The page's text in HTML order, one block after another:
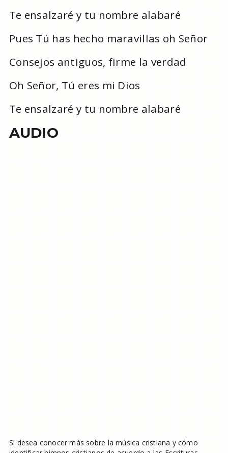
Te ensalzaré y tu nombre alabaré
Pues Tú has hecho maravillas oh Señor
Consejos antiguos, firme la verdad
Oh Señor, Tú eres mi Dios
Te ensalzaré y tu nombre alabaré
AUDIO
Si desea conocer más sobre la música cristiana y cómo